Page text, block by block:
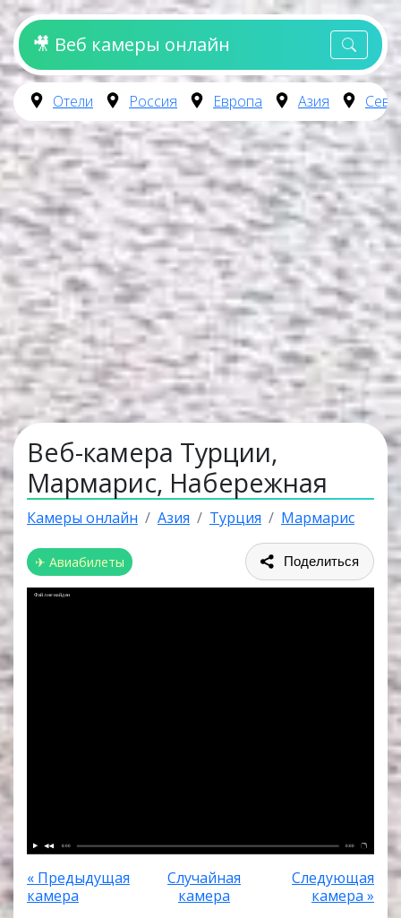
🎥 Веб камеры онлайн
Отели Россия Европа Азия
Веб-камера Турции,
Мармарис, Набережная
Камеры онлайн Азия Турция Мармарис
✈ Авиабилеты Поделиться
Файл не найден
0:00 0:00
« Предыдущая
камера
Случайная
камера
Следующая
камера »